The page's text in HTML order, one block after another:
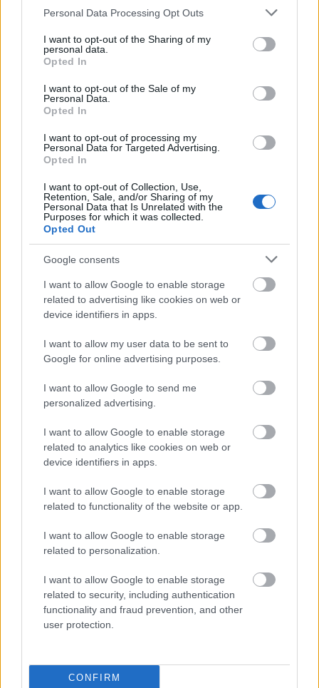
Please note that this website/app uses one or more Google
not limited to your visit or usage behaviour. You may click to
grant or deny consent to Google and its third-party tags to
use your data for below specified purposes in below Google
consent section.
Personal Data Processing Opt Outs
I want to opt-out of the Sharing of my
personal data.
Opted In
I want to opt-out of the Sale of my
Personal Data.
Opted In
I want to opt-out of processing my
Personal Data for Targeted Advertising.
Opted In
I want to opt-out of Collection, Use,
Retention, Sale, and/or Sharing of my
Personal Data that Is Unrelated with the
Purposes for which it was collected.
Opted Out
Google consents
I want to allow Google to enable storage
related to advertising like cookies on web or
device identifiers in apps.
I want to allow my user data to be sent to
Google for online advertising purposes.
I want to allow Google to send me
personalized advertising.
I want to allow Google to enable storage
related to analytics like cookies on web or
device identifiers in apps.
I want to allow Google to enable storage
related to functionality of the website or app.
I want to allow Google to enable storage
related to personalization.
I want to allow Google to enable storage
related to security, including authentication
functionality and fraud prevention, and other
user protection.
CONFIRM
1 2 3 4
NÉPSZERŰ CÍMKÉK
#MNB
NÉPSZERŰ
állam
ELEMZÉSEK 2026. júl. 22.
Vagyonvisszaszerzés: amikor a pénz
gyorsabban fut, mint a jog
ELEMZÉSEK 2026. júl. 21.